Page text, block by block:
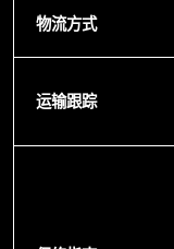
物流方式
运输跟踪